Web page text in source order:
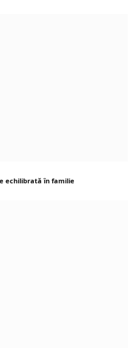
echilibrată în familie